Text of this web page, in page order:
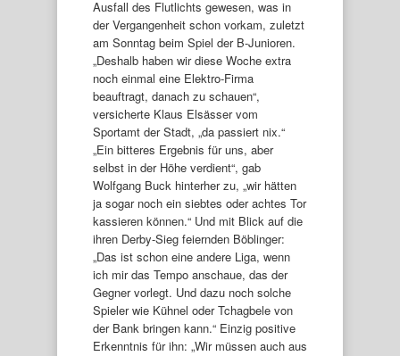
Ausfall des Flutlichts gewesen, was in
der Vergangenheit schon vorkam, zuletzt
am Sonntag beim Spiel der B-Junioren.
„Deshalb haben wir diese Woche extra
noch einmal eine Elektro-Firma
beauftragt, danach zu schauen“,
versicherte Klaus Elsässer vom
Sportamt der Stadt, „da passiert nix.“
„Ein bitteres Ergebnis für uns, aber
selbst in der Höhe verdient“, gab
Wolfgang Buck hinterher zu, „wir hätten
ja sogar noch ein siebtes oder achtes Tor
kassieren können.“ Und mit Blick auf die
ihren Derby-Sieg feiernden Böblinger:
„Das ist schon eine andere Liga, wenn
ich mir das Tempo anschaue, das der
Gegner vorlegt. Und dazu noch solche
Spieler wie Kühnel oder Tchagbele von
der Bank bringen kann.“ Einzig positive
Erkenntnis für ihn: „Wir müssen auch aus